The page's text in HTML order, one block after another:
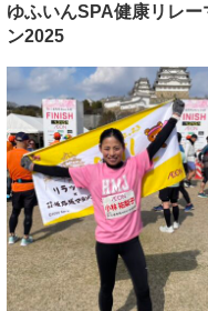
ゆふいんSPA健康リレー
ン2025